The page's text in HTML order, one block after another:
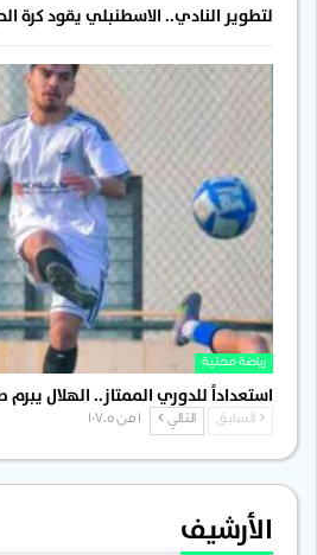
لتطوير النادي.. الاسطنبلي يقود كرة
رياضة محلية
استعداداً للدوري الممتاز.. الهلال يبرم
السابق التالي
الأرشيف